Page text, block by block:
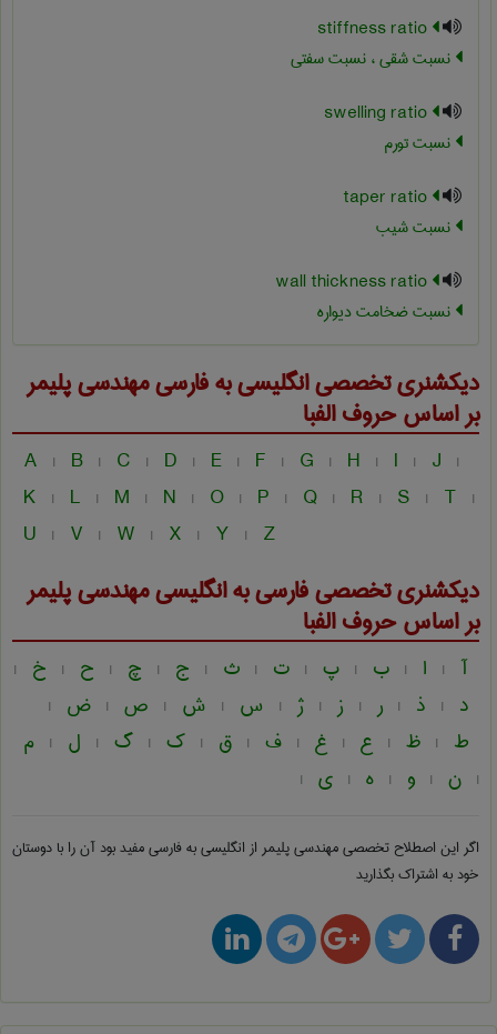
نسبت شقی ، نسبت سفتی
نسبت تورم
نسبت شیب
نسبت ضخامت دیواره
دیکشنری تخصصی انگلیسی به فارسیمهندسی پليمر
بر اساس حروف الفبا
A | B | C | D | E | F | G | H | I | J |
K | L | M | N | O | P | Q | R | S | T |
U | V | W | X | Y | Z
دیکشنری تخصصی فارسی به انگلیسیمهندسی پليمر
بر اساس حروف الفبا
آ | ا | ب | پ | ت | ث | ج | چ | ح | خ |
د | ذ | ر | ز | ژ | س | ش | ص | ض |
ط | ظ | ع | غ | ف | ق | ک | گ | ل | م
| ن | و | ه | ی |
اگر این اصطلاح تخصصیمهندسی پليمر از انگلیسی به فارسیمفید بود آن را با دوستان
خود به اشتراک بگذارید